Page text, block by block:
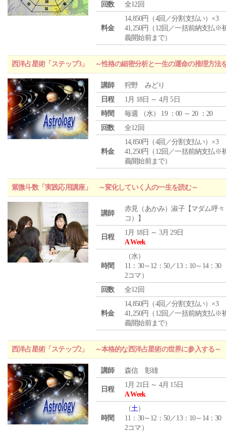
回数
全12回
料金
14,850円（4回／分割支払い）×3
41,250円（12回／一括前納支払※
義開始前まで）
西洋占星術「ステップ3」 ～性格の細密分析と一生の運命の推理方法
講師
狩野 みどり
日程
1月 18日 ～ 4月 5日
時間
毎週 （水） 19 ：00 ～ 20 ：20
回数
全12回
料金
14,850円（4回／分割支払い）×3
41,250円（12回／一括前納支払※
義開始前まで）
紫微斗数「実践応用講座」 ～変化していく人の一生を読む～
講師
赤見（あかみ）淑子【マダム呼々
コ）】
日程
1月 18日 ～ 3月 29日
A Week
時間
（水）
11：30～12：50／13：10～14：30
2コマ）
回数
全12回
料金
14,850円（4回／分割支払い）×3
41,250円（12回／一括前納支払※
義開始前まで）
西洋占星術「ステップ2」 ～本格的な西洋占星術の世界に参入する～
講師 森信 彰雄
日程
1月 21日 ～ 4月 15日
A Week
時間
（土）
11：30～12：50／13：10～14：30
2コマ）